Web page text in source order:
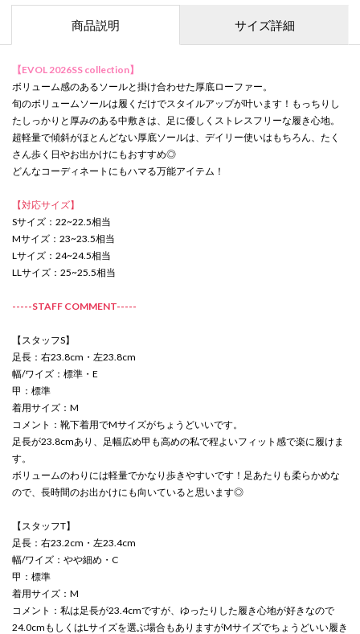
商品説明 サイズ詳細
【EVOL 2026SS collection】
ボリューム感のあるソールと掛け合わせた厚底ローファー。
旬のボリュームソールは履くだけでスタイルアップが叶います！もっちりし
たしっかりと厚みのある中敷きは、足に優しくストレスフリーな履き心地。
超軽量で傾斜がほとんどない厚底ソールは、デイリー使いはもちろん、たく
さん歩く日やお出かけにもおすすめ◎
どんなコーディネートにもハマる万能アイテム！
【対応サイズ】
Sサイズ：22~22.5相当
Mサイズ：23~23.5相当
Lサイズ：24~24.5相当
LLサイズ：25~25.5相当
-----STAFF COMMENT-----
【スタッフS】
足長：右23.8cm・左23.8cm
幅/ワイズ：標準・E
甲：標準
着用サイズ：M
コメント：靴下着用でMサイズがちょうどいいです。
足長が23.8cmあり、足幅広め甲も高めの私で程よいフィット感で楽に履けま
す。
ボリュームのわりには軽量でかなり歩きやすいです！足あたりも柔らかめな
ので、長時間のお出かけにも向いていると思います◎
【スタッフT】
足長：右23.2cm・左23.4cm
幅/ワイズ：やや細め・C
甲：標準
着用サイズ：M
コメント：私は足長が23.4cmですが、ゆったりした履き心地が好きなので
24.0cmもしくはLサイズを選ぶ場合もありますがMサイズでちょうどいい履き